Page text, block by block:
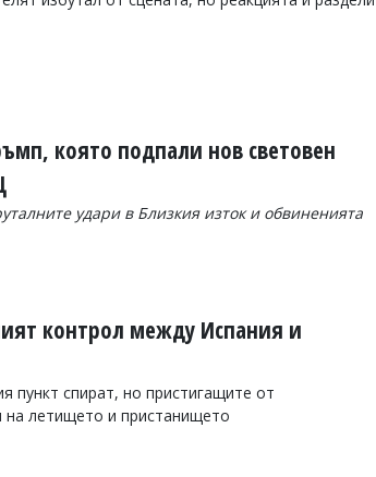
която подпали нов световен
удари в Близкия изток и обвиненията
контрол между Испания и
пункт спират, но пристигащите от
летището и пристанището